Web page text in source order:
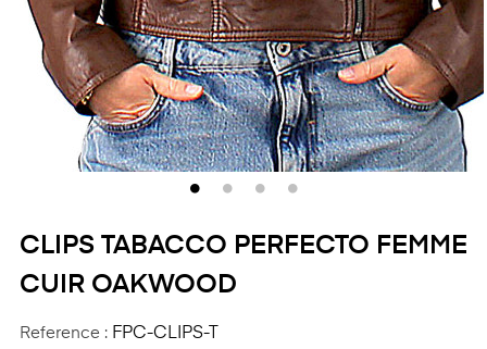
CLIPS TABACCO PERFECTO FEMME
CUIR OAKWOOD
Reference : FPC-CLIPS-T